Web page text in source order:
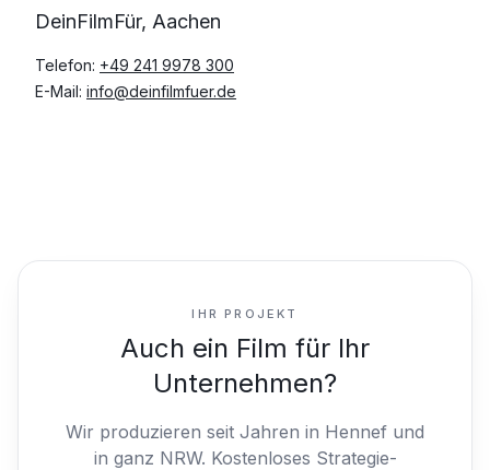
DeinFilmFür, Aachen
Telefon: +49 241 9978 300
E-Mail: info@deinfilmfuer.de
IHR PROJEKT
Auch ein Film für Ihr
Unternehmen?
Wir produzieren seit Jahren in Hennef und
in ganz NRW. Kostenloses Strategie-